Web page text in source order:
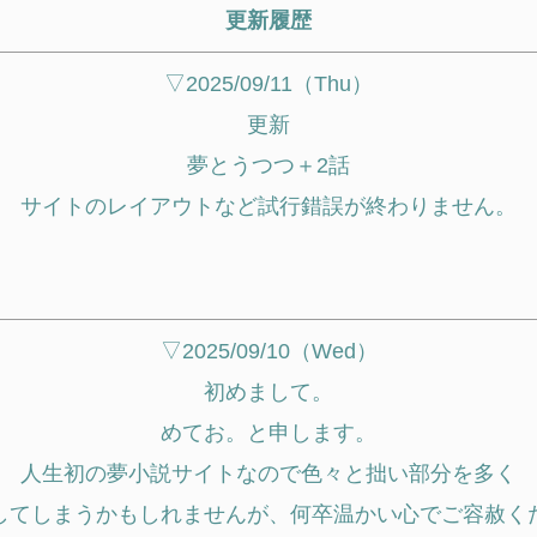
更新履歴
▽2025/09/11（Thu）
更新
夢とうつつ＋2話
サイトのレイアウトなど試行錯誤が終わりません。
▽2025/09/10（Wed）
初めまして。
めてお。と申します。
人生初の夢小説サイトなので色々と拙い部分を多く
てしまうかもしれませんが、何卒温かい心でご容赦く